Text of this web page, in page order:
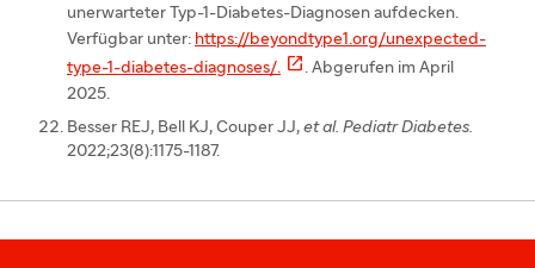
unerwarteter Typ-1-Diabetes-Diagnosen aufdecken.
Verfügbar unter: https://beyondtype1.org/unexpected-
type-1-diabetes-diagnoses/.  . Abgerufen im April
2025.
Besser REJ, Bell KJ, Couper JJ, et al. Pediatr Diabetes.
2022;23(8):1175-1187.​